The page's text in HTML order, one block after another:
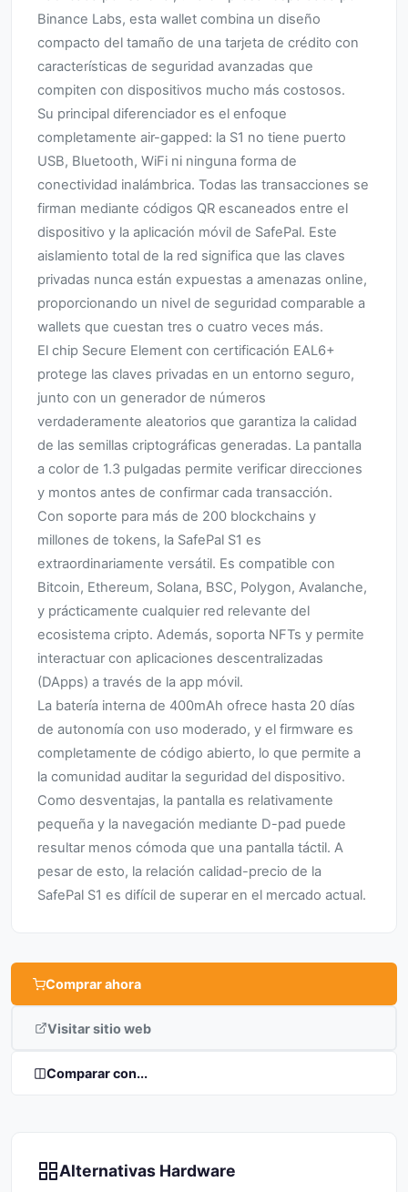
Binance Labs, esta wallet combina un diseño
compacto del tamaño de una tarjeta de crédito con
características de seguridad avanzadas que
compiten con dispositivos mucho más costosos.
Su principal diferenciador es el enfoque
completamente air-gapped: la S1 no tiene puerto
USB, Bluetooth, WiFi ni ninguna forma de
conectividad inalámbrica. Todas las transacciones se
firman mediante códigos QR escaneados entre el
dispositivo y la aplicación móvil de SafePal. Este
aislamiento total de la red significa que las claves
privadas nunca están expuestas a amenazas online,
proporcionando un nivel de seguridad comparable a
wallets que cuestan tres o cuatro veces más.
El chip Secure Element con certificación EAL6+
protege las claves privadas en un entorno seguro,
junto con un generador de números
verdaderamente aleatorios que garantiza la calidad
de las semillas criptográficas generadas. La pantalla
a color de 1.3 pulgadas permite verificar direcciones
y montos antes de confirmar cada transacción.
Con soporte para más de 200 blockchains y
millones de tokens, la SafePal S1 es
extraordinariamente versátil. Es compatible con
Bitcoin, Ethereum, Solana, BSC, Polygon, Avalanche,
y prácticamente cualquier red relevante del
ecosistema cripto. Además, soporta NFTs y permite
interactuar con aplicaciones descentralizadas
(DApps) a través de la app móvil.
La batería interna de 400mAh ofrece hasta 20 días
de autonomía con uso moderado, y el firmware es
completamente de código abierto, lo que permite a
la comunidad auditar la seguridad del dispositivo.
Como desventajas, la pantalla es relativamente
pequeña y la navegación mediante D-pad puede
resultar menos cómoda que una pantalla táctil. A
pesar de esto, la relación calidad-precio de la
SafePal S1 es difícil de superar en el mercado actual.
Comprar ahora
Visitar sitio web
Comparar con...
Alternativas Hardware